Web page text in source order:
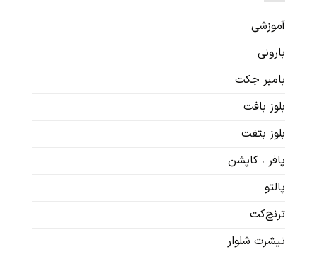
آموزشی
بارونی
بامبر جکت
بلوز بافت
بلوز بتفت
پافر ، کاپشن
پالتو
ترنچ‌کت
تیشرت شلوار